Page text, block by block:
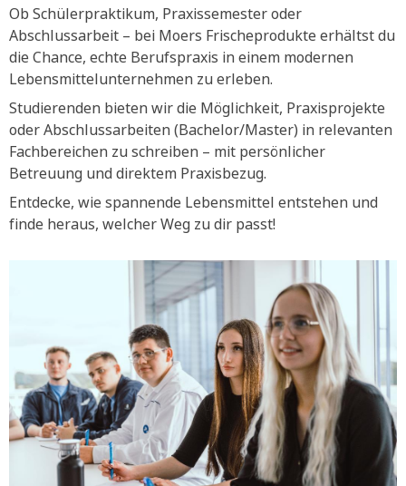
Ob Schülerpraktikum, Praxissemester oder
Abschlussarbeit – bei Moers Frischeprodukte erhältst du
die Chance, echte Berufspraxis in einem modernen
Lebensmittelunternehmen zu erleben.
Studierenden bieten wir die Möglichkeit, Praxisprojekte
oder Abschlussarbeiten (Bachelor/Master) in relevanten
Fachbereichen zu schreiben – mit persönlicher
Betreuung und direktem Praxisbezug.
Entdecke, wie spannende Lebensmittel entstehen und
finde heraus, welcher Weg zu dir passt!